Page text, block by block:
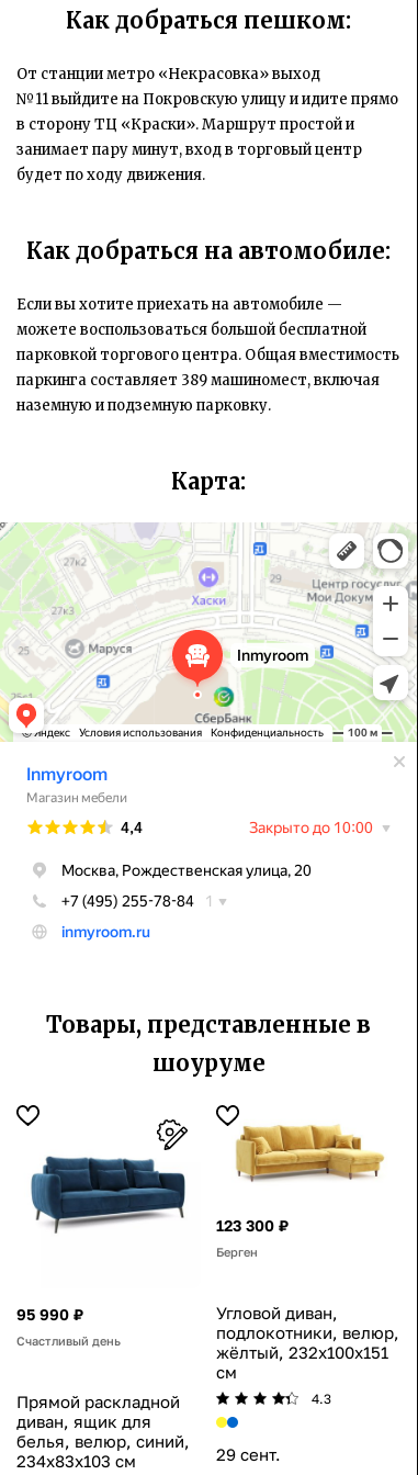
Как добраться пешком:
От станции метро «Некрасовка» выход
№11 выйдите на Покровскую улицу и идите прямо
в сторону ТЦ «Краски». Маршрут простой и
занимает пару минут, вход в торговый центр
будет по ходу движения.
Как добраться на автомобиле:
Если вы хотите приехать на автомобиле —
можете воспользоваться большой бесплатной
парковкой торгового центра. Общая вместимость
паркинга составляет 389 машиномест, включая
наземную и подземную парковку.
Карта:
Inmyroom
Магазин мебели в Москве
Товары, представленные в
шоуруме
95 990 ₽
Счастливый день
Прямой раскладной
диван, ящик для
белья, велюр, синий,
234x83x103 см
123 300 ₽
Берген
Угловой диван,
подлокотники, велюр,
жёлтый, 232x100x151
см
4.3
29 сент.